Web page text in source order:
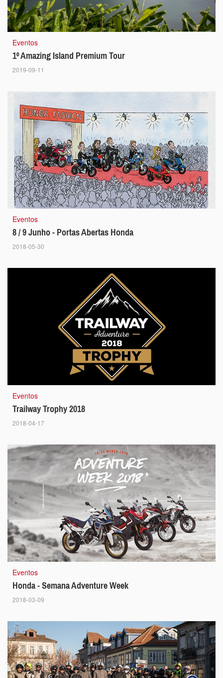
Eventos
1º Amazing Island Premium Tour
2019-09-11
Eventos
8 / 9 Junho - Portas Abertas Honda
2018-05-30
Eventos
Trailway Trophy 2018
2018-04-17
Eventos
Honda - Semana Adventure Week
2018-03-09